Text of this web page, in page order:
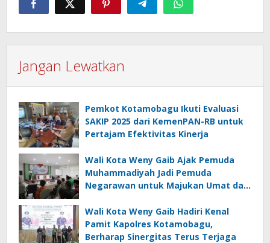
Jangan Lewatkan
Pemkot Kotamobagu Ikuti Evaluasi
SAKIP 2025 dari KemenPAN-RB untuk
Pertajam Efektivitas Kinerja
Wali Kota Weny Gaib Ajak Pemuda
Muhammadiyah Jadi Pemuda
Negarawan untuk Majukan Umat dan
Wali Kota Weny Gaib Hadiri Kenal
Pamit Kapolres Kotamobagu,
Berharap Sinergitas Terus Terjaga